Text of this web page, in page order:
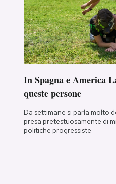
In Spagna e America
queste persone
Da settimane si parla molto
presa pretestuosamente di
politiche progressiste